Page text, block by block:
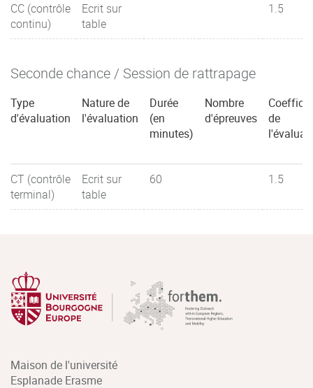
CC (contrôle
continu)
Ecrit sur
table
1.5
Seconde chance / Session de rattrapage
Type
d'évaluation
Nature de
l'évaluation
Durée
(en
minutes)
Nombre
d'épreuves
de
CT (contrôle
terminal)
Ecrit sur
table
60 1.5
Maison de l'université
Esplanade Erasme